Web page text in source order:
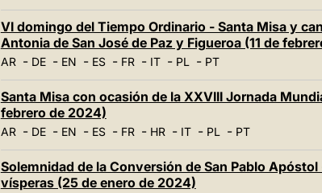
VI domingo del Tiempo Ordinario - Santa Misa y
Antonia de San José de Paz y Figueroa (11 de
AR- DE- EN - ES- FR- IT- PL- PT
Santa Misa con ocasión de la XXVIII Jornada
febrero de 2024)
AR- DE- EN - ES- FR- HR- IT- PL- PT
Solemnidad de la Conversión de San Pablo
vísperas (25 de enero de 2024)